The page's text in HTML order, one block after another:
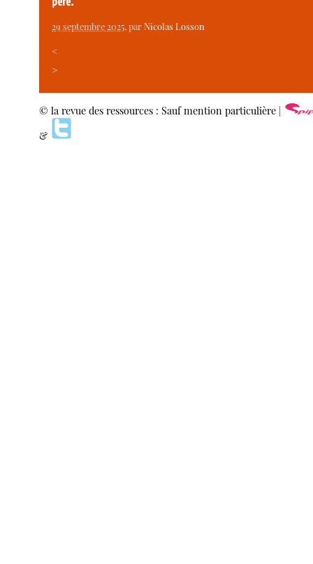
29 septembre 2025, parNicolas Losson
<
>
© la revue des ressources : Sauf mention particulière |
&